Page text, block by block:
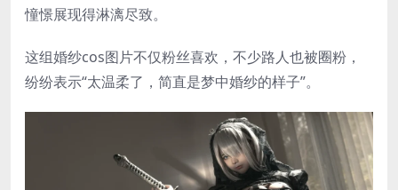
憧憬展现得淋漓尽致。
这组婚纱cos图片不仅粉丝喜欢，不少路人也被圈粉，
纷纷表示“太温柔了，简直是梦中婚纱的样子”。